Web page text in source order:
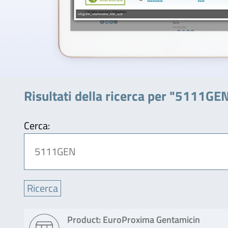
Risultati della ricerca per
Cerca:
Product: EuroProxima Gentamicin